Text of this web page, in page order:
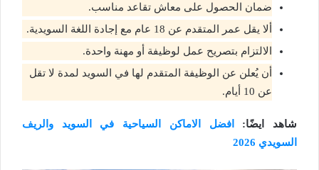
ضمان الحصول على معاش تقاعد مناسب.
ألا يقل عمر المتقدم عن 18 عام مع إجادة اللغة السويدية.
الالتزام بتصريح عمل لوظيفة أو مهنة واحدة.
أن يُعلن عن الوظيفة المتقدم لها في السويد لمدة لا تقل
عن 10 أيام.
شاهد ايضًا:
افضل الاماكن السياحية في السويد والريف
السويدي 2026